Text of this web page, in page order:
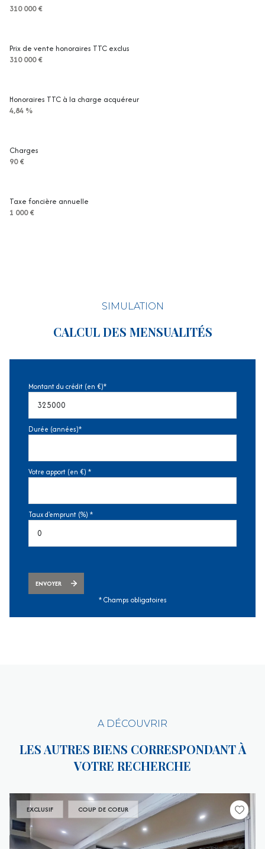
310 000 €
Prix de vente honoraires TTC exclus
310 000 €
Honoraires TTC à la charge acquéreur
4,84 %
Charges
90 €
Taxe foncière annuelle
1 000 €
SIMULATION
CALCUL DES MENSUALITÉS
Montant du crédit (en €)*
Durée (années)*
Votre apport (en €) *
Taux d'emprunt (%) *
ENVOYER
* Champs obligatoires
A DÉCOUVRIR
LES AUTRES BIENS CORRESPONDANT À
VOTRE RECHERCHE
EXCLUSIF COUP DE COEUR